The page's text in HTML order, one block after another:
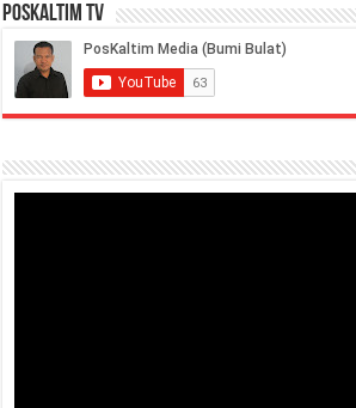
PosKaltim TV